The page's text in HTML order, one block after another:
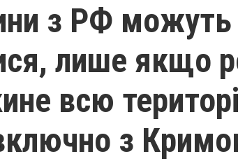
з РФ можуть
лише якщо
всю
з